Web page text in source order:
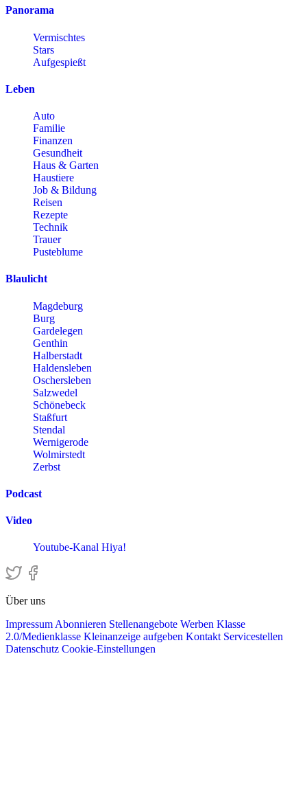
Panorama
Vermischtes
Stars
Aufgespießt
Leben
Auto
Familie
Finanzen
Gesundheit
Haus & Garten
Haustiere
Job & Bildung
Reisen
Rezepte
Technik
Trauer
Pusteblume
Blaulicht
Magdeburg
Burg
Gardelegen
Genthin
Halberstadt
Haldensleben
Oschersleben
Salzwedel
Schönebeck
Staßfurt
Stendal
Wernigerode
Wolmirstedt
Zerbst
Podcast
Video
Youtube-Kanal Hiya!
Über uns
ImpressumAbonnieren Stellenangebote Werben Klasse
2.0/Medienklasse Kleinanzeige aufgeben Kontakt Servicestellen
Datenschutz Cookie-Einstellungen